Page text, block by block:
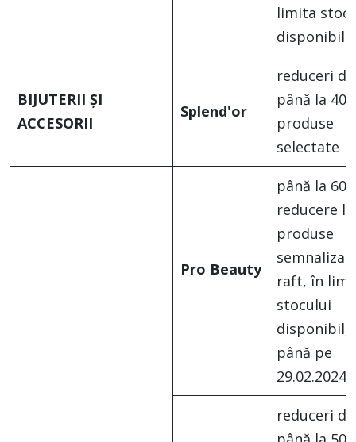
limita
disponibil
BIJUTERII ȘI
ACCESORII
Splend'or
reduceri de
până la
produse
selectate
Pro Beauty
până la
reducere la
produse
raft, în
stocului
disponibil,
până pe
29.02.2024
reduceri de